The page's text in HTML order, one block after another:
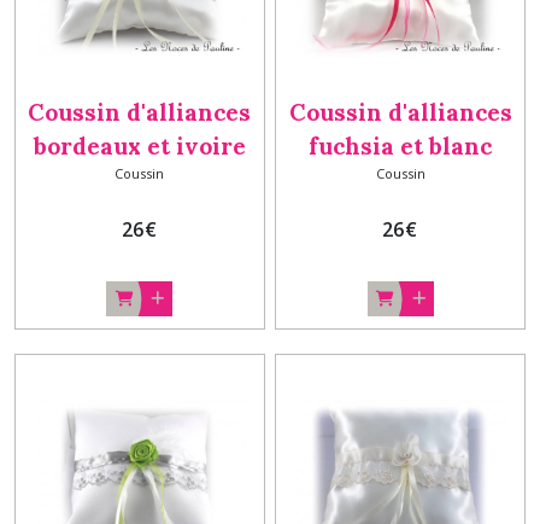
Coussin d'alliances
bordeaux et ivoire
Noeud et guipure b
Coussin
26€
Coussin d'alliances
fuchsia et blanc
Noeud et dentelle
Coussin
26€